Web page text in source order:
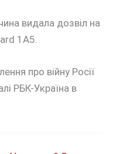
видала дозвіл на
1A5.
про війну Росії
РБК-Україна в